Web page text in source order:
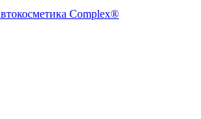
Complex®